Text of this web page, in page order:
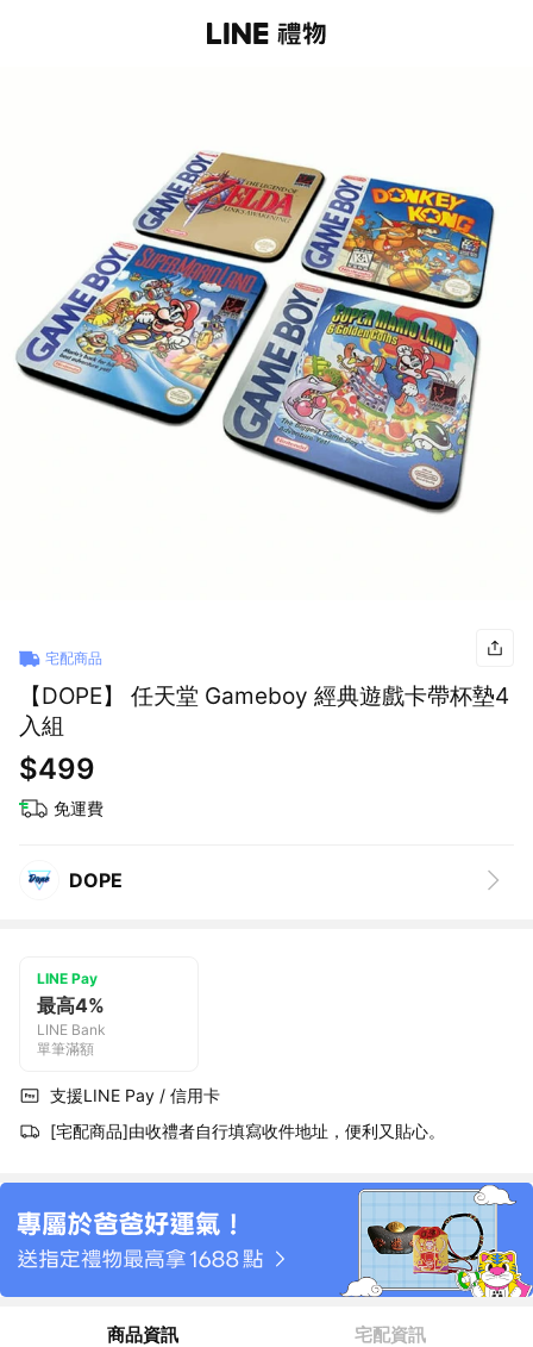
宅配商品
【DOPE】 任天堂 Gameboy 經典遊戲卡帶杯墊4
入組
$499
免運費
DOPE
LINE Pay
最高4%
LINE Bank
單筆滿額
支援LINE Pay / 信用卡
[宅配商品]由收禮者自行填寫收件地址，便利又貼心。
商品資訊 宅配資訊